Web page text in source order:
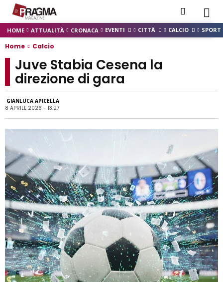
HOME ATTUALITÀ CRONACA EVENTI CITTÀ CALCIO SPORT
Home Calcio
Juve Stabia Cesena la
direzione di gara
GIANLUCA APICELLA
8 APRILE 2026 - 13:27